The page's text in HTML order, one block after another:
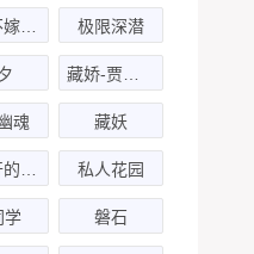
你敢不嫁我-下 极限深潜
魂 藏妖
私人花园
学 磐石